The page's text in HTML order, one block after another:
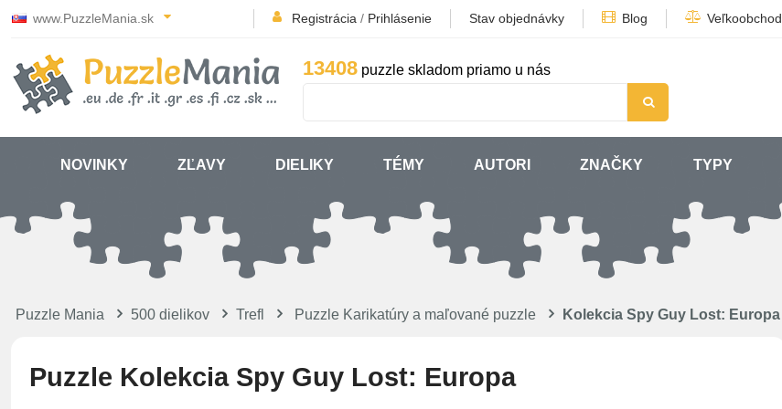
www.PuzzleMania.sk Registrácia / Prihlásenie Stav objednávky Blog Veľkoobchod
13408 puzzle skladom priamo u nás
NOVINKY ZĽAVY DIELIKY TÉMY AUTORI ZNAČKY TYPY
Puzzle Mania 500 dielikov Trefl Puzzle Karikatúry a maľované puzzle Kolekcia Spy Guy Lost: Europa
Puzzle Kolekcia Spy Guy Lost: Europa